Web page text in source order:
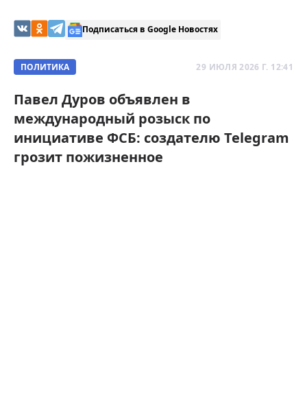
Подписаться в Google Новостях
ПОЛИТИКА 29 ИЮЛЯ 2026 Г. 12:41
Павел Дуров объявлен в
международный розыск по
инициативе ФСБ: создателю Telegram
грозит пожизненное